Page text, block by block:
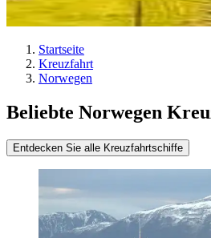
Startseite
Kreuzfahrt
Norwegen
Beliebte Norwegen
Entdecken Sie alle Kreuzfahrtschiffe